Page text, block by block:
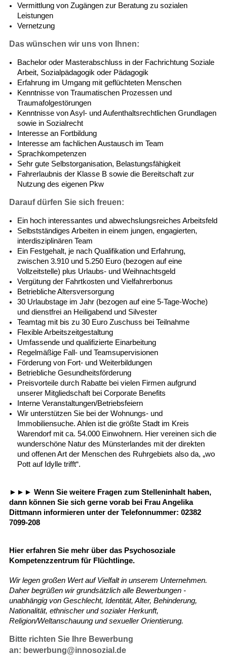
Vermittlung von Zugängen zur Beratung zu sozialen
Leistungen
Vernetzung
Das wünschen wir uns von Ihnen:
Bachelor oder Masterabschluss in der Fachrichtung Soziale
Arbeit, Sozialpädagogik oder Pädagogik
Erfahrung im Umgang mit geflüchteten Menschen
Kenntnisse von Traumatischen Prozessen und
Traumafolgestörungen
Kenntnisse von Asyl- und Aufenthaltsrechtlichen Grundlagen
sowie in Sozialrecht
Interesse an Fortbildung
Interesse am fachlichen Austausch im Team
Sprachkompetenzen
Sehr gute Selbstorganisation, Belastungsfähigkeit
Fahrerlaubnis der Klasse B sowie die Bereitschaft zur
Nutzung des eigenen Pkw
Darauf dürfen Sie sich freuen:
Ein hoch interessantes und abwechslungsreiches Arbeitsfeld
Selbstständiges Arbeiten in einem jungen, engagierten,
interdisziplinären Team
Ein Festgehalt, je nach Qualifikation und Erfahrung,
zwischen 3.910 und 5.250 Euro (bezogen auf eine
Vollzeitstelle) plus Urlaubs- und Weihnachtsgeld
Vergütung der Fahrtkosten und Vielfahrerbonus
Betriebliche Altersversorgung
30 Urlaubstage im Jahr (bezogen auf eine 5-Tage-Woche)
und dienstfrei an Heiligabend und Silvester
Teamtag mit bis zu 30 Euro Zuschuss bei Teilnahme
Flexible Arbeitszeitgestaltung
Umfassende und qualifizierte Einarbeitung
Regelmäßige Fall- und Teamsupervisionen
Förderung von Fort- und Weiterbildungen
Betriebliche Gesundheitsförderung
Preisvorteile durch Rabatte bei vielen Firmen aufgrund
unserer Mitgliedschaft bei Corporate Benefits
Interne Veranstaltungen/Betriebsfeiern
Wir unterstützen Sie bei der Wohnungs- und
Immobiliensuche. Ahlen ist die größte Stadt im Kreis
Warendorf mit ca. 54.000 Einwohnern. Hier vereinen sich die
wunderschöne Natur des Münsterlandes mit der direkten
und offenen Art der Menschen des Ruhrgebiets also da, „wo
Pott auf Idylle trifft“.
►►► Wenn Sie weitere Fragen zum Stelleninhalt haben,
dann können Sie sich gerne vorab bei Frau Angelika
Dittmann informieren unter der Telefonnummer: 02382
7099-208
Hier erfahren Sie mehr über das Psychosoziale
Kompetenzzentrum für Flüchtlinge.
Wir legen großen Wert auf Vielfalt in unserem Unternehmen.
Daher begrüßen wir grundsätzlich alle Bewerbungen -
unabhängig von Geschlecht, Identität, Alter, Behinderung,
Nationalität, ethnischer und sozialer Herkunft,
Religion/Weltanschauung und sexueller Orientierung.
Bitte richten Sie Ihre Bewerbung
an: bewerbung@innosozial.de